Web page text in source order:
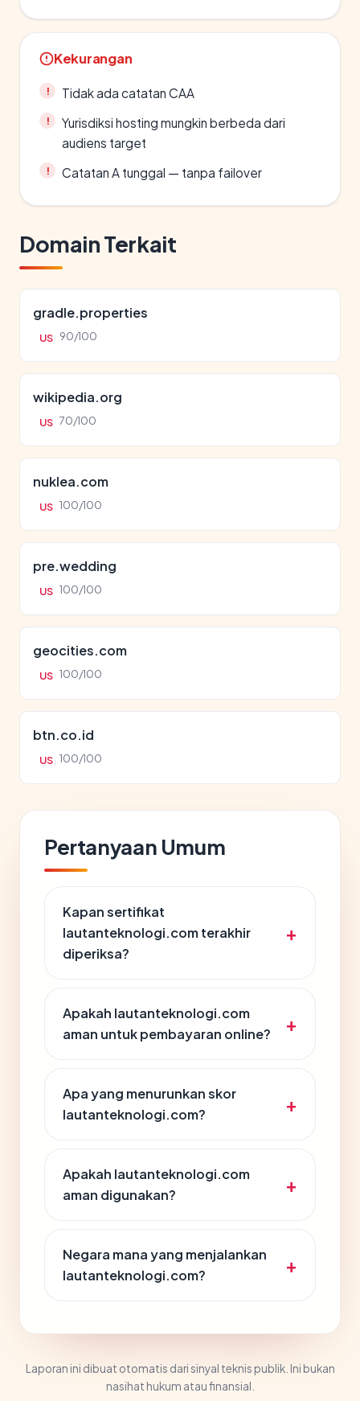
Kekurangan
Tidak ada catatan CAA
Yurisdiksi hosting mungkin berbeda dari
audiens target
Catatan A tunggal — tanpa failover
Domain Terkait
gradle.properties
US 90/100
wikipedia.org
US 70/100
nuklea.com
US 100/100
pre.wedding
US 100/100
geocities.com
US 100/100
btn.co.id
US 100/100
Pertanyaan Umum
Kapan sertifikat
lautanteknologi.com terakhir
diperiksa?
Apakah lautanteknologi.com
aman untuk pembayaran online?
Apa yang menurunkan skor
lautanteknologi.com?
Apakah lautanteknologi.com
aman digunakan?
Negara mana yang menjalankan
lautanteknologi.com?
Laporan ini dibuat otomatis dari sinyal teknis publik. Ini bukan
nasihat hukum atau finansial.